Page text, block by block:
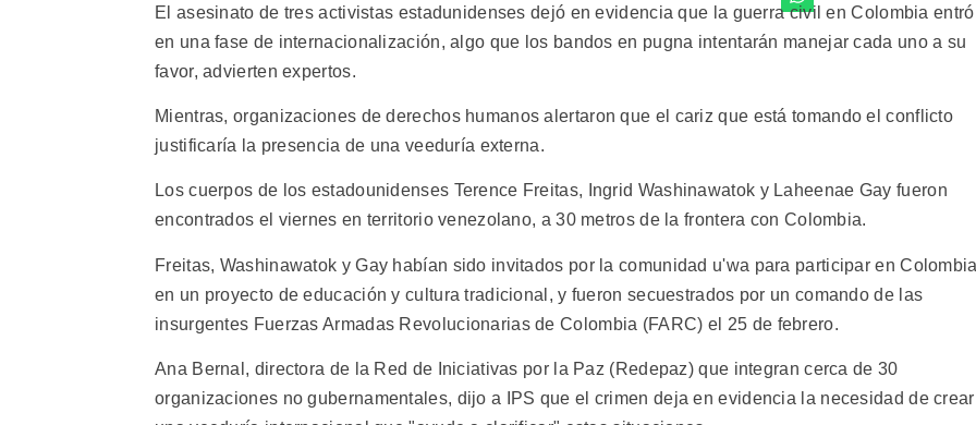
El asesinato de tres activistas estadunidenses dejó en evidencia que la guerra civil en Colombia entró
en una fase de internacionalización, algo que los bandos en pugna intentarán manejar cada uno a su
favor, advierten expertos.
Mientras, organizaciones de derechos humanos alertaron que el cariz que está tomando el conflicto
justificaría la presencia de una veeduría externa.
Los cuerpos de los estadounidenses Terence Freitas, Ingrid Washinawatok y Laheenae Gay fueron
encontrados el viernes en territorio venezolano, a 30 metros de la frontera con Colombia.
Freitas, Washinawatok y Gay habían sido invitados por la comunidad u'wa para participar en
en un proyecto de educación y cultura tradicional, y fueron secuestrados por un comando de las
insurgentes Fuerzas Armadas Revolucionarias de Colombia (FARC) el 25 de febrero.
Ana Bernal, directora de la Red de Iniciativas por la Paz (Redepaz) que integran cerca de 30
organizaciones no gubernamentales, dijo a IPS que el crimen deja en evidencia la necesidad de crear